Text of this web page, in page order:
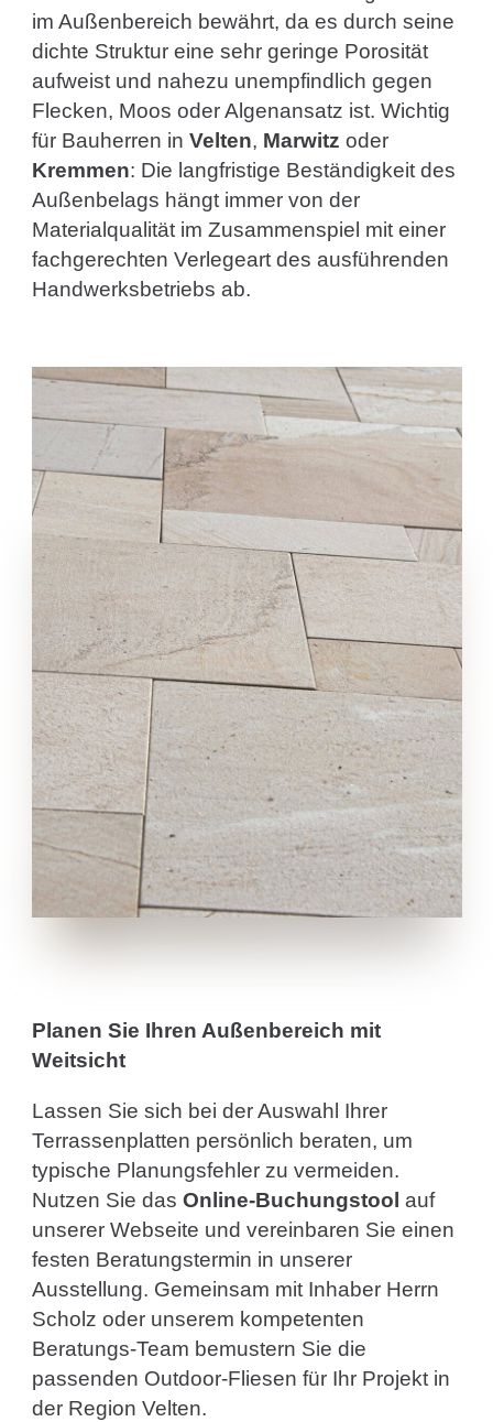
im Außenbereich bewährt, da es durch seine
dichte Struktur eine sehr geringe Porosität
aufweist und nahezu unempfindlich gegen
Flecken, Moos oder Algenansatz ist. Wichtig
für Bauherren in Velten, Marwitz oder
Kremmen: Die langfristige Beständigkeit des
Außenbelags hängt immer von der
Materialqualität im Zusammenspiel mit einer
fachgerechten Verlegeart des ausführenden
Handwerksbetriebs ab.
Planen Sie Ihren Außenbereich mit
Weitsicht
Lassen Sie sich bei der Auswahl Ihrer
Terrassenplatten persönlich beraten, um
typische Planungsfehler zu vermeiden.
Nutzen Sie das Online-Buchungstool auf
unserer Webseite und vereinbaren Sie einen
festen Beratungstermin in unserer
Ausstellung. Gemeinsam mit Inhaber Herrn
Scholz oder unserem kompetenten
Beratungs-Team bemustern Sie die
passenden Outdoor-Fliesen für Ihr Projekt in
der Region Velten.